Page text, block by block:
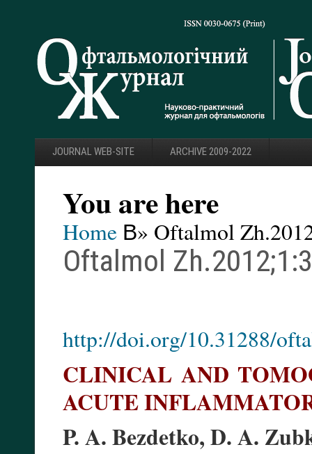
JOURNAL WEB-SITE ARCHIVE 2009-2022
You are here
Home В» Oftalmol
Oftalmol
http://doi.org/10.31288/
CLINICAL AND
ACUTE
P. A. Bezdetko, D. A.